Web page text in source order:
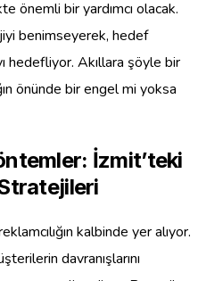
önemli bir yardımcı olacak.
benimseyerek, hedef
hedefliyor. Akıllara şöyle bir
önünde bir engel mi yoksa
İzmit’teki
kalbinde yer alıyor.
davranışlarını